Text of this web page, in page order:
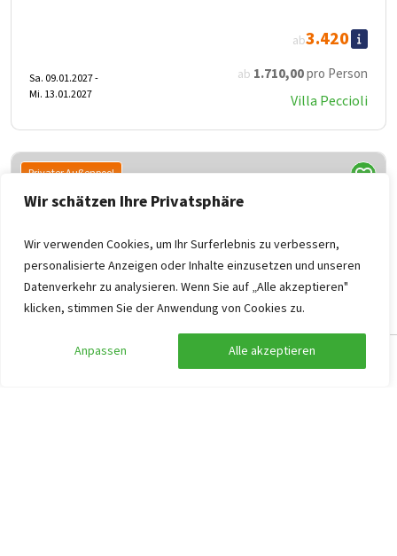
Wir schätzen Ihre Privatsphäre
Wir verwenden Cookies, um Ihr Surferlebnis zu verbessern,
personalisierte Anzeigen oder Inhalte einzusetzen und unseren
Datenverkehr zu analysieren. Wenn Sie auf „Alle akzeptieren"
klicken, stimmen Sie der Anwendung von Cookies zu.
Anpassen Alle akzeptieren
ab 1.710,00pro Person
ab3.420
Sa. 09.01.2027 -
Mi. 13.01.2027
Villa Peccioli
Privater Außenpool
Villa Sassetta
Suche anpassen Filter anzeigen